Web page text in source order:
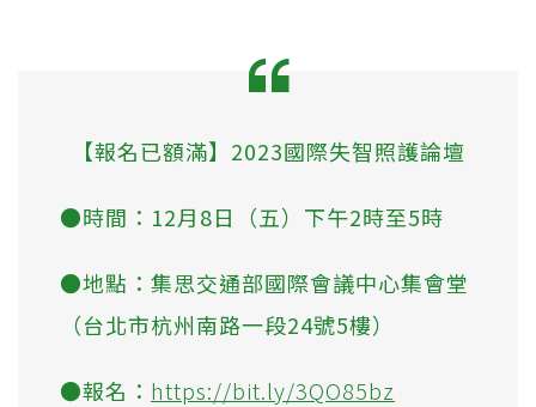
【報名已額滿】2023國際失智照護論壇
●時間：12月8日（五）下午2時至5時
●地點：集思交通部國際會議中心集會堂
（台北市杭州南路一段24號5樓）
●報名： https://bit.ly/3QO85bz